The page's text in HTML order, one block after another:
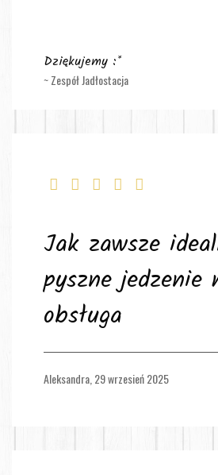
Dziękujemy :*
~ Zespół Jadłostacja
Jak zawsze
pyszne jedzenie
obsługa
Aleksandra,29 wrzesień 2025